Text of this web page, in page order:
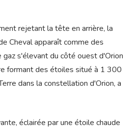
rejetant la tête en arrière, la
Cheval apparaît comme des
s'élevant du côté ouest d'Orion
formant des étoiles situé à 1 300
dans la constellation d'Orion, a
éclairée par une étoile chaude